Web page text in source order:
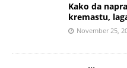
Kako da
kremastu,
November 25,